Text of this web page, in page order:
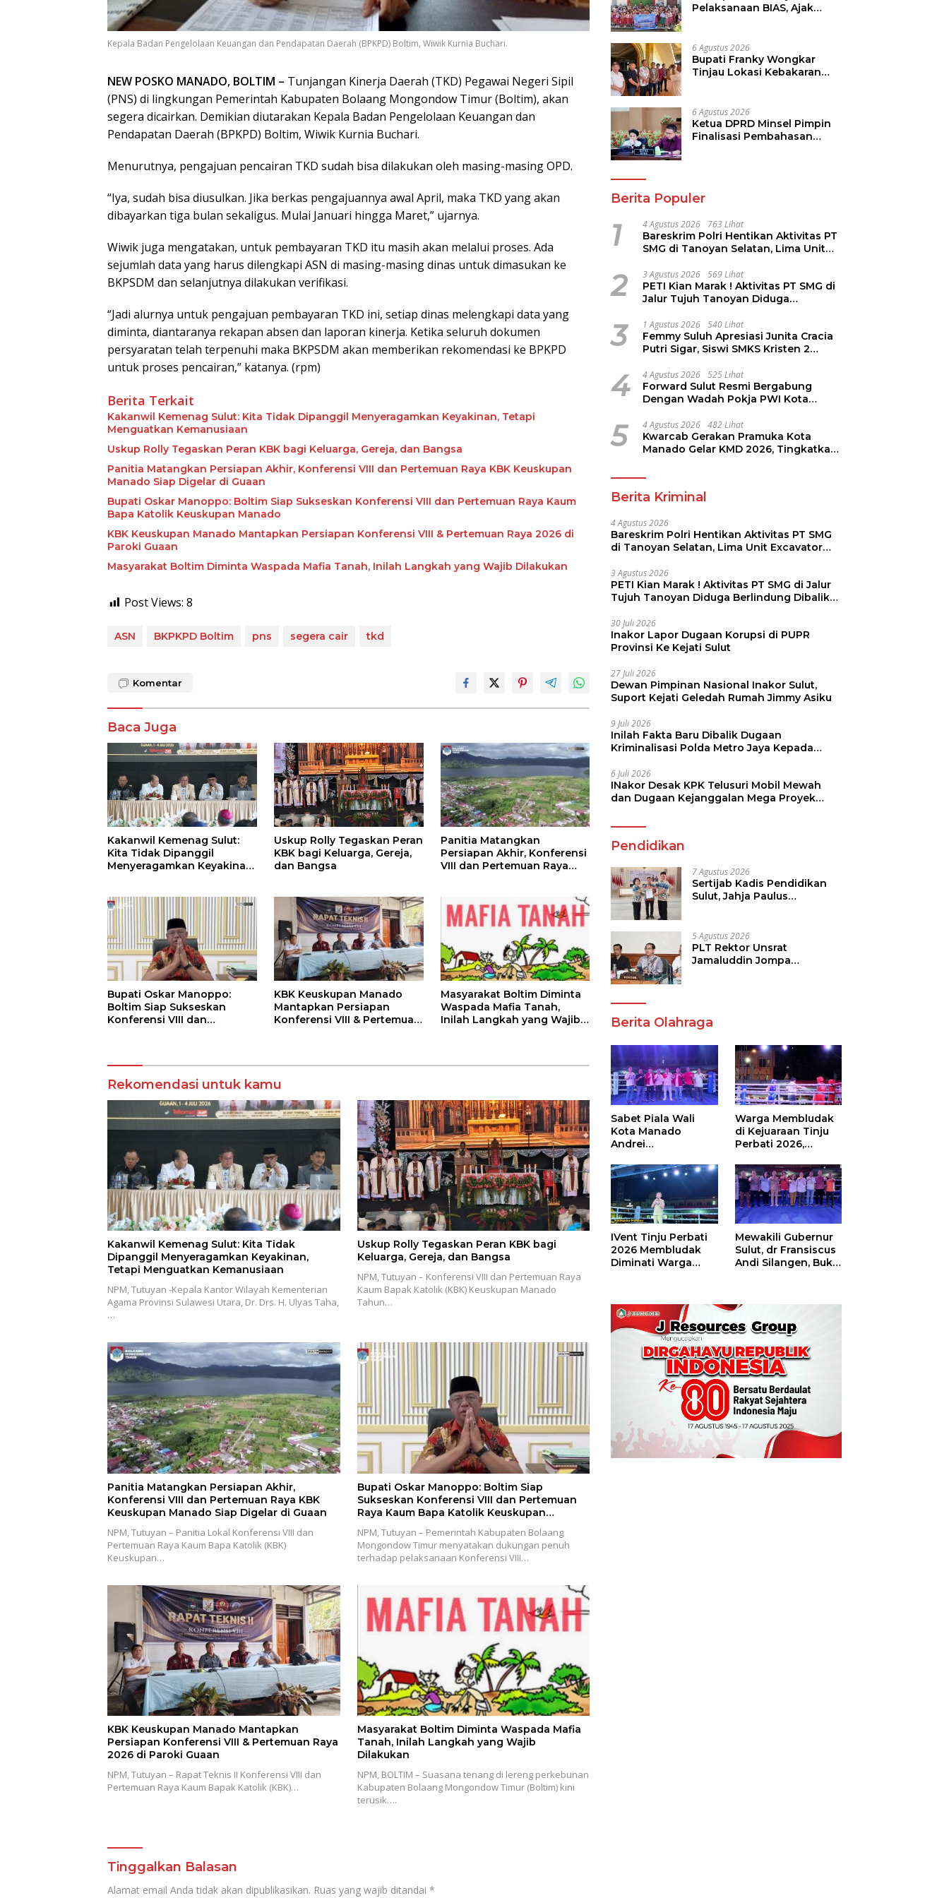
Kepala Badan Pengelolaan Keuangan dan Pendapatan Daerah (BPKPD) Boltim, Wiwik Kurnia Buchari.
NEW POSKO MANADO, BOLTIM – Tunjangan Kinerja Daerah (TKD) Pegawai Negeri Sipil
(PNS) di lingkungan Pemerintah Kabupaten Bolaang Mongondow Timur (Boltim), akan
segera dicairkan. Demikian diutarakan Kepala Badan Pengelolaan Keuangan dan
Pendapatan Daerah (BPKPD) Boltim, Wiwik Kurnia Buchari.
Menurutnya, pengajuan pencairan TKD sudah bisa dilakukan oleh masing-masing OPD.
“Iya, sudah bisa diusulkan. Jika berkas pengajuannya awal April, maka TKD yang akan
dibayarkan tiga bulan sekaligus. Mulai Januari hingga Maret,” ujarnya.
Wiwik juga mengatakan, untuk pembayaran TKD itu masih akan melalui proses. Ada
sejumlah data yang harus dilengkapi ASN di masing-masing dinas untuk dimasukan ke
BKPSDM dan selanjutnya dilakukan verifikasi.
“Jadi alurnya untuk pengajuan pembayaran TKD ini, setiap dinas melengkapi data yang
diminta, diantaranya rekapan absen dan laporan kinerja. Ketika seluruh dokumen
persyaratan telah terpenuhi maka BKPSDM akan memberikan rekomendasi ke BPKPD
untuk proses pencairan,” katanya. (rpm)
Berita Terkait
Kakanwil Kemenag Sulut: Kita Tidak Dipanggil Menyeragamkan Keyakinan, Tetapi
Menguatkan Kemanusiaan
Uskup Rolly Tegaskan Peran KBK bagi Keluarga, Gereja, dan Bangsa
Panitia Matangkan Persiapan Akhir, Konferensi VIII dan Pertemuan Raya KBK Keuskupan
Manado Siap Digelar di Guaan
Bupati Oskar Manoppo: Boltim Siap Sukseskan Konferensi VIII dan Pertemuan Raya Kaum
Bapa Katolik Keuskupan Manado
KBK Keuskupan Manado Mantapkan Persiapan Konferensi VIII & Pertemuan Raya 2026 di
Paroki Guaan
Masyarakat Boltim Diminta Waspada Mafia Tanah, Inilah Langkah yang Wajib Dilakukan
Post Views: 8
ASN BKPKPD Boltim pns segera cair tkd
Komentar
Baca Juga
Kakanwil Kemenag Sulut:
Kita Tidak Dipanggil
Menyeragamkan Keyakinan,
Uskup Rolly Tegaskan Peran
KBK bagi Keluarga, Gereja,
dan Bangsa
Panitia Matangkan
Persiapan Akhir, Konferensi
VIII dan Pertemuan Raya
Bupati Oskar Manoppo:
Boltim Siap Sukseskan
Konferensi VIII dan
KBK Keuskupan Manado
Mantapkan Persiapan
Konferensi VIII & Pertemuan
Masyarakat Boltim Diminta
Waspada Mafia Tanah,
Inilah Langkah yang Wajib
Rekomendasi untuk kamu
Kakanwil Kemenag Sulut: Kita Tidak
Dipanggil Menyeragamkan Keyakinan,
Tetapi Menguatkan Kemanusiaan
NPM, Tutuyan -Kepala Kantor Wilayah Kementerian
Agama Provinsi Sulawesi Utara, Dr. Drs. H. Ulyas Taha,
…
Uskup Rolly Tegaskan Peran KBK bagi
Keluarga, Gereja, dan Bangsa
NPM, Tutuyan – Konferensi VIII dan Pertemuan Raya
Kaum Bapak Katolik (KBK) Keuskupan Manado
Tahun…
Panitia Matangkan Persiapan Akhir,
Konferensi VIII dan Pertemuan Raya KBK
Keuskupan Manado Siap Digelar di Guaan
NPM, Tutuyan – Panitia Lokal Konferensi VIII dan
Pertemuan Raya Kaum Bapa Katolik (KBK)
Keuskupan…
Bupati Oskar Manoppo: Boltim Siap
Sukseskan Konferensi VIII dan Pertemuan
Raya Kaum Bapa Katolik Keuskupan
NPM, Tutuyan – Pemerintah Kabupaten Bolaang
Mongondow Timur menyatakan dukungan penuh
terhadap pelaksanaan Konferensi VIII…
KBK Keuskupan Manado Mantapkan
Persiapan Konferensi VIII & Pertemuan Raya
2026 di Paroki Guaan
NPM, Tutuyan – Rapat Teknis II Konferensi VIII dan
Pertemuan Raya Kaum Bapak Katolik (KBK)…
Masyarakat Boltim Diminta Waspada Mafia
Tanah, Inilah Langkah yang Wajib
Dilakukan
NPM, BOLTIM – Suasana tenang di lereng perkebunan
Kabupaten Bolaang Mongondow Timur (Boltim) kini
terusik….
Tinggalkan Balasan
Alamat email Anda tidak akan dipublikasikan. Ruas yang wajib ditandai *
Pelaksanaan BIAS, Ajak
6 Agustus 2026
Bupati Franky Wongkar
Tinjau Lokasi Kebakaran
Komitmen Dukung
Pemulihan
6 Agustus 2026
Ketua DPRD Minsel Pimpin
Finalisasi Pembahasan
Berita Populer
1 4 Agustus 2026 763 Lihat
Bareskrim Polri Hentikan Aktivitas PT
SMG di Tanoyan Selatan, Lima Unit
2 3 Agustus 2026 569 Lihat
PETI Kian Marak ! Aktivitas PT SMG di
Jalur Tujuh Tanoyan Diduga
3 1 Agustus 2026 540 Lihat
Femmy Suluh Apresiasi Junita Cracia
Putri Sigar, Siswi SMKS Kristen 2
Dikmen Nasional 2026
4 4 Agustus 2026 525 Lihat
Forward Sulut Resmi Bergabung
Dengan Wadah Pokja PWI Kota
5 4 Agustus 2026 482 Lihat
Kwarcab Gerakan Pramuka Kota
Manado Gelar KMD 2026, Tingkatkan
Pramuka
Berita Kriminal
4 Agustus 2026
Bareskrim Polri Hentikan Aktivitas PT SMG
di Tanoyan Selatan, Lima Unit Excavator
3 Agustus 2026
PETI Kian Marak ! Aktivitas PT SMG di Jalur
Tujuh Tanoyan Diduga Berlindung Dibalik
30 Juli 2026
Inakor Lapor Dugaan Korupsi di PUPR
Provinsi Ke Kejati Sulut
27 Juli 2026
Dewan Pimpinan Nasional Inakor Sulut,
Suport Kejati Geledah Rumah Jimmy Asiku
9 Juli 2026
Inilah Fakta Baru Dibalik Dugaan
Kriminalisasi Polda Metro Jaya Kepada
6 Juli 2026
INakor Desak KPK Telusuri Mobil Mewah
dan Dugaan Kejanggalan Mega Proyek
Pendidikan
7 Agustus 2026
Sertijab Kadis Pendidikan
Sulut, Jahja Paulus
Pendidikan
5 Agustus 2026
PLT Rektor Unsrat
Jamaluddin Jompa
Berita Olahraga
Sabet Piala Wali
Kota Manado
Andrei
Boxing Camp Juara
Umum Tinju Perbati
2026
Warga Membludak
di Kejuaraan Tinju
Perbati 2026,
Piala Wali Kota
IVent Tinju Perbati
2026 Membludak
Diminati Warga
Mewakili Gubernur
Sulut, dr Fransiscus
Andi Silangen, Buka
Piala Wali Kota
Manado